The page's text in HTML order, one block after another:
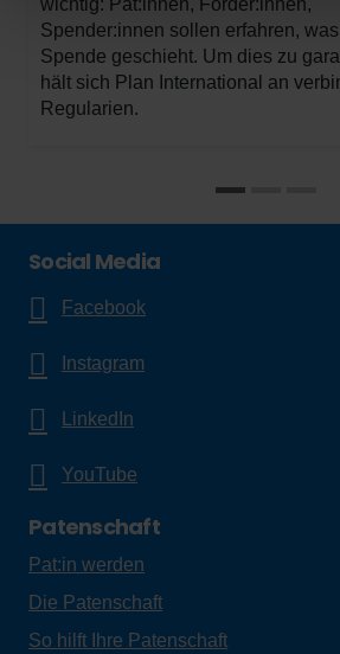
wichtig: Pat:innen, Förder:innen,
Spender:innen sollen erfahren,
Spende geschieht. Um dies zu
hält sich Plan International an
Regularien.
Social Media
Facebook
Instagram
LinkedIn
YouTube
Patenschaft
Pat:in werden
Die Patenschaft
So hilft Ihre Patenschaft